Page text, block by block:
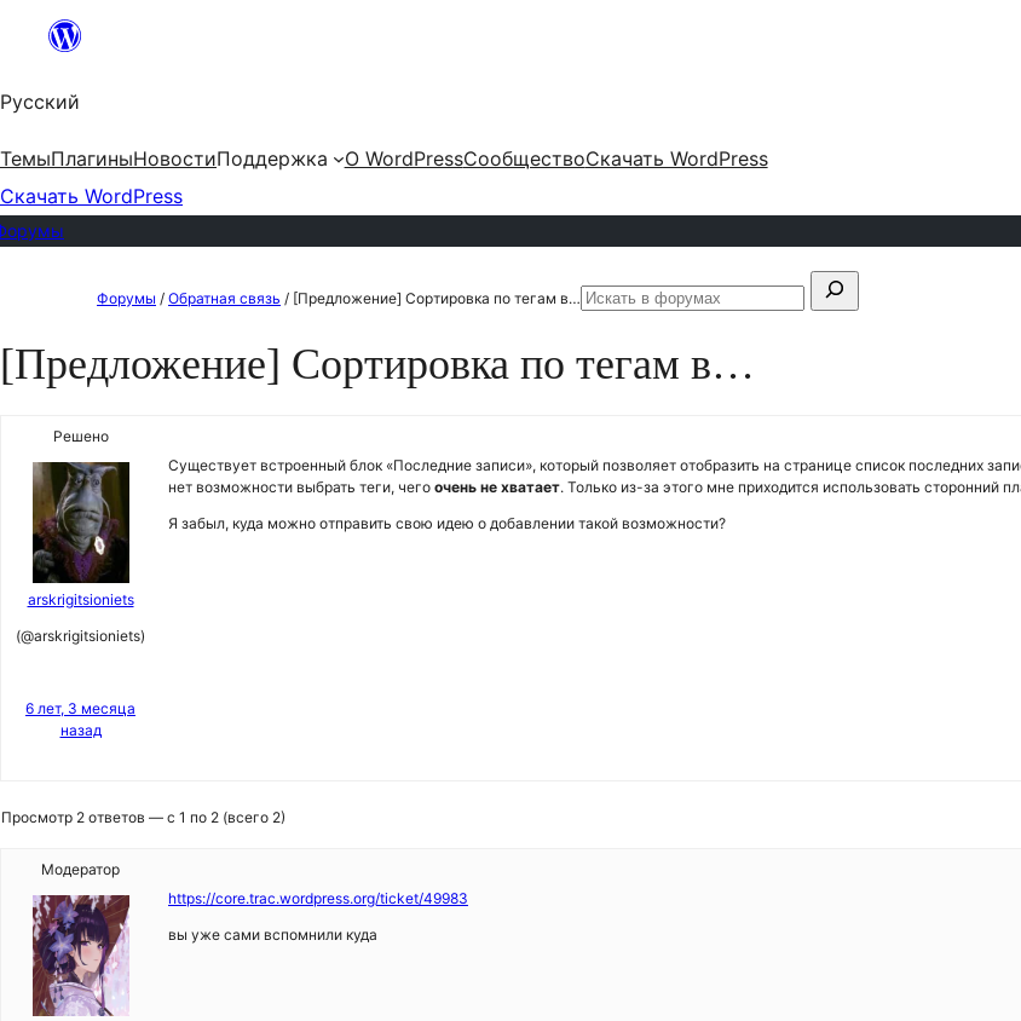
Перейти
содержимому
Русский
ТемыПлагиныНовостиПоддержка О WordPressСообществоСкачать WordPress
Скачать WordPress
содержимому
Форумы / Обратная связь / [Предложение] Сортировка по тегам в…Поиск:
Искать
[Предложение] Сортировка по тегам в…
Решено
arskrigitsioniets
(@arskrigitsioniets)
6 лет, 3 месяца
назад
Существует встроенный блок «Последние записи», который позволяет отобразить на странице список последних
нет возможности выбрать теги, чего очень не хватает. Только из-за этого мне приходится использовать сторонний
Я забыл, куда можно отправить свою идею о добавлении такой возможности?
Просмотр 2 ответов — с 1 по 2 (всего 2)
Модератор
https://core.trac.wordpress.org/ticket/49983
вы уже сами вспомнили куда